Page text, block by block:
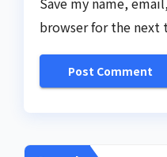
browser for the next